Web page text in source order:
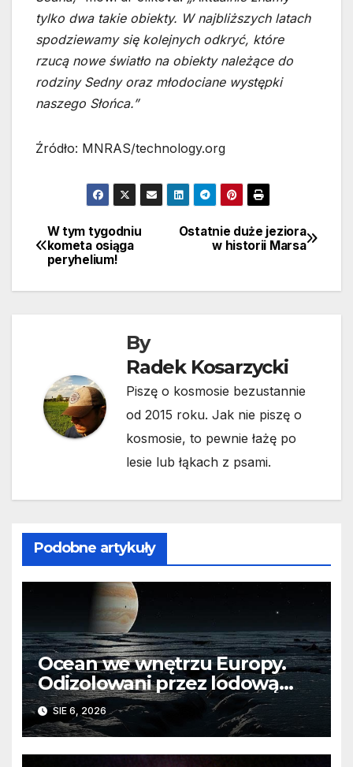
tylko dwa takie obiekty. W najbliższych latach
spodziewamy się kolejnych odkryć, które
rzucą nowe światło na obiekty należące do
rodziny Sedny oraz młodociane występki
naszego Słońca.”
Źródło: MNRAS/technology.org
Nawigacja
wpisu
Ostatnie duże jeziora
w historii Marsa
W tym tygodniu
kometa osiąga
peryhelium!
By
Radek Kosarzycki
Piszę o kosmosie bezustannie
od 2015 roku. Jak nie piszę o
kosmosie, to pewnie łażę po
lesie lub łąkach z psami.
Podobne artykuły
Ocean we wnętrzu Europy.
Odizolowani przez lodową
barierę
SIE 6, 2026